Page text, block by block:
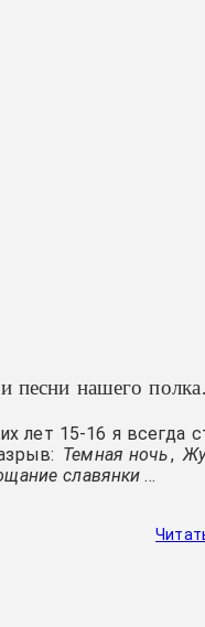
песни нашего
лет 15-16 я всегда
Темная ночь,
славянки …